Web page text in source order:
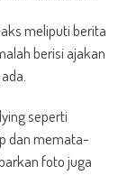
meliputi berita
berisi ajakan
seperti
dan memata-
foto juga